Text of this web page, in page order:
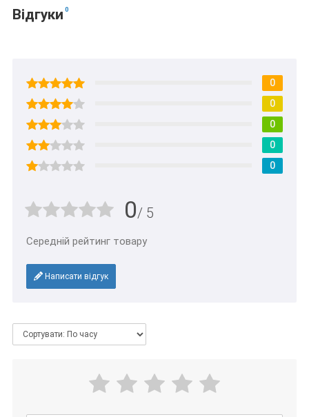
Відгуки 0
0/ 5
Середній рейтинг товару
Написати відгук
0
0
0
0
0